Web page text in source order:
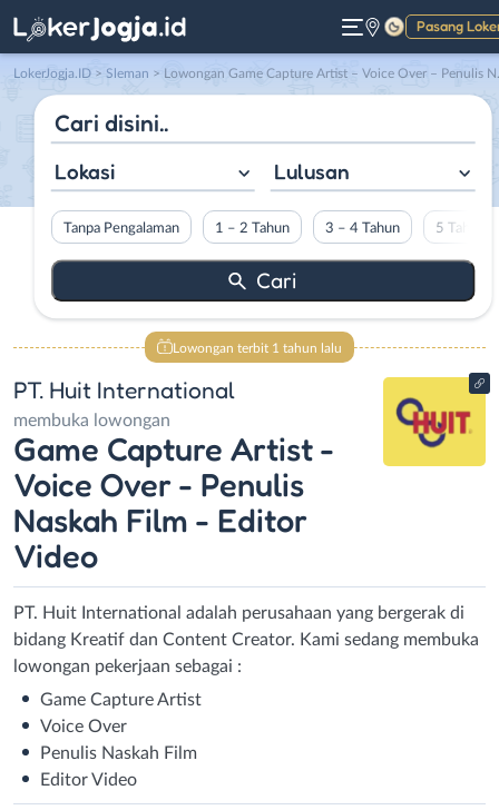
Pasang
Gelap
LokerJogja.ID > Sleman > Lowongan Game Capture Artist – Voice Over – Penulis Naskah Film – Editor Video di PT. Huit International
Lokasi Lulusan
Tanpa Pengalaman 1 – 2 Tahun 3 – 4 Tahun 5 Tahun
Lowongan terbit 1 tahun lalu
PT. Huit International
membuka lowongan
Game Capture Artist -
Voice Over - Penulis
Naskah Film - Editor
Video
PT. Huit International adalah perusahaan yang bergerak di
bidang Kreatif dan Content Creator. Kami sedang membuka
lowongan pekerjaan sebagai :
Game Capture Artist
Voice Over
Penulis Naskah Film
Editor Video